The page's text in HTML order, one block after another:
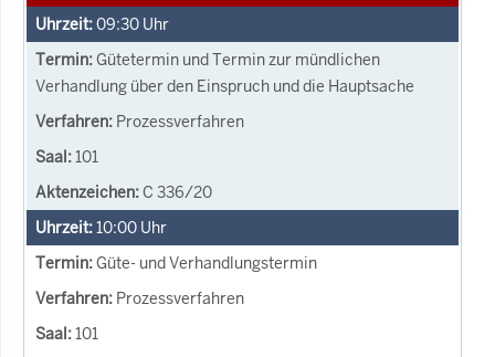
09:30 Uhr
Gütetermin und Termin zur mündlichen
Verhandlung über den Einspruch und die Hauptsache
Prozessverfahren
101
C 336/20
10:00 Uhr
Güte- und Verhandlungstermin
Prozessverfahren
101